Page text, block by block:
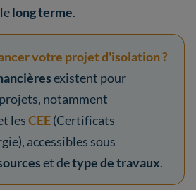
long terme.
votre projet d'isolation ?
existent pour
notamment
lesCEE(Certificats
accessibles sous
et detype de travaux.